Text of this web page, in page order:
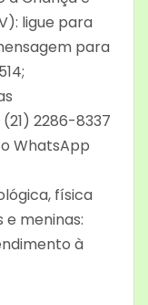
ligue para
para
2286-8337
WhatsApp
física
meninas:
à